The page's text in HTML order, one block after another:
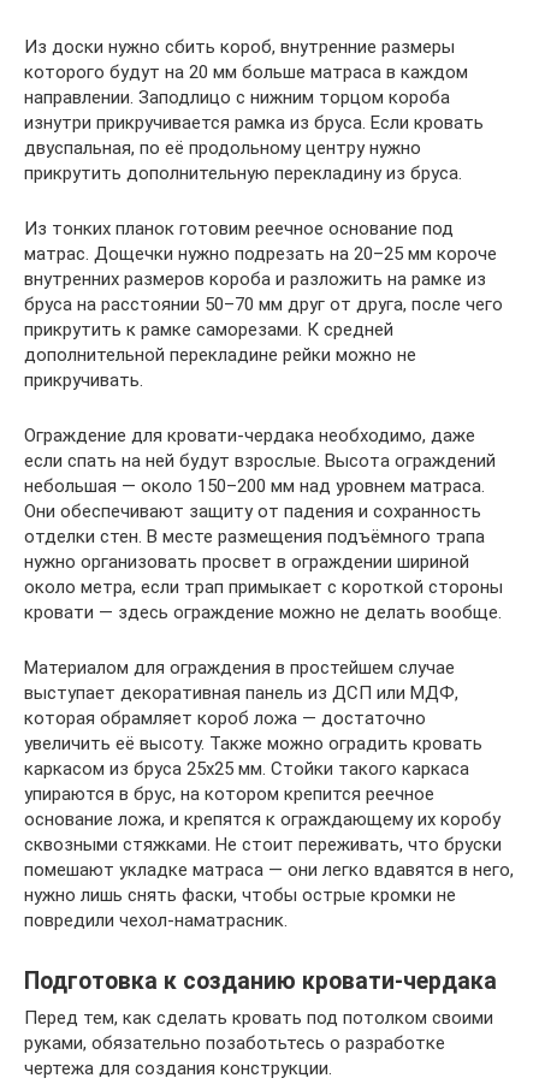
Из доски нужно сбить короб, внутренние размеры
которого будут на 20 мм больше матраса в каждом
направлении. Заподлицо с нижним торцом короба
изнутри прикручивается рамка из бруса. Если кровать
двуспальная, по её продольному центру нужно
прикрутить дополнительную перекладину из бруса.
Из тонких планок готовим реечное основание под
матрас. Дощечки нужно подрезать на 20–25 мм короче
внутренних размеров короба и разложить на рамке из
бруса на расстоянии 50–70 мм друг от друга, после чего
прикрутить к рамке саморезами. К средней
дополнительной перекладине рейки можно не
прикручивать.
Ограждение для кровати-чердака необходимо, даже
если спать на ней будут взрослые. Высота ограждений
небольшая — около 150–200 мм над уровнем матраса.
Они обеспечивают защиту от падения и сохранность
отделки стен. В месте размещения подъёмного трапа
нужно организовать просвет в ограждении шириной
около метра, если трап примыкает с короткой стороны
кровати — здесь ограждение можно не делать вообще.
Материалом для ограждения в простейшем случае
выступает декоративная панель из ДСП или МДФ,
которая обрамляет короб ложа — достаточно
увеличить её высоту. Также можно оградить кровать
каркасом из бруса 25х25 мм. Стойки такого каркаса
упираются в брус, на котором крепится реечное
основание ложа, и крепятся к ограждающему их коробу
сквозными стяжками. Не стоит переживать, что бруски
помешают укладке матраса — они легко вдавятся в него,
нужно лишь снять фаски, чтобы острые кромки не
повредили чехол-наматрасник.
Подготовка к созданию кровати-чердака
Перед тем, как сделать кровать под потолком своими
руками, обязательно позаботьтесь о разработке
чертежа для создания конструкции.